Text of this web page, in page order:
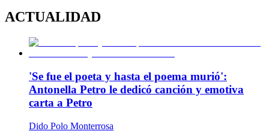
ACTUALIDAD
'Se fue el poeta y hasta el poema murió':
Antonella Petro le dedicó canción y emotiva
carta a Petro
Dido Polo Monterrosa